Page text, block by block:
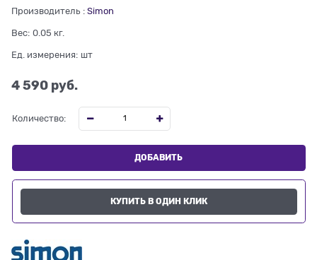
Производитель : Simon
Вес: 0.05 кг.
Ед. измерения: шт
4 590 руб.
Количество:
ДОБАВИТЬ
КУПИТЬ В ОДИН КЛИК